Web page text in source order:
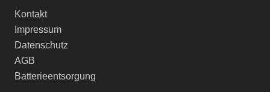
Kontakt
Impressum
Datenschutz
AGB
Batterieentsorgung